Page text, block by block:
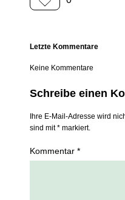
Letzte Kommentare
Keine Kommentare
Schreibe einen
Ihre E-Mail-Adresse wird
sind mit * markiert.
Kommentar *